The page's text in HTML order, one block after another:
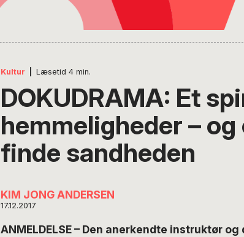
Kultur Læsetid 4 min.
DOKUDRAMA: Et
hemmeligheder –
finde sandheden
KIM JONG ANDERSEN
17.12.2017
ANMELDELSE – Den anerkendte instruktør